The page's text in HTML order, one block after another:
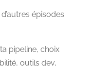
épisodes
pipeline, choix
outils dev,